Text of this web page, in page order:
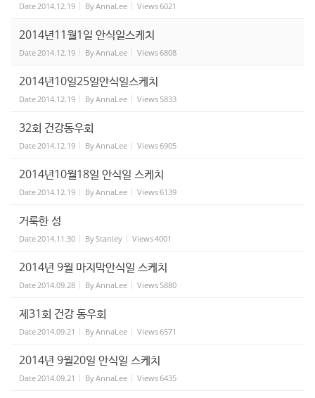
Date2014.12.19 ByAnnaLee Views6021
2014년11월1일 안식일스케치
Date2014.12.19 ByAnnaLee Views6808
2014년10일25일안식일스케치
Date2014.12.19 ByAnnaLee Views 5833
32회 건강동우회
Date2014.12.19 ByAnnaLee Views6905
2014년10월18일 안식일 스케치
Date2014.12.19 ByAnnaLee Views6139
거룩한 성
Date2014.11.30 ByStanley Views4001
2014년 9월 마지막안식일 스케치
Date2014.09.28 ByAnnaLee Views 5880
제31회 건강 동우회
Date2014.09.21 ByAnnaLee Views6571
2014년 9월20일 안식일 스케치
Date2014.09.21 ByAnnaLee Views6435